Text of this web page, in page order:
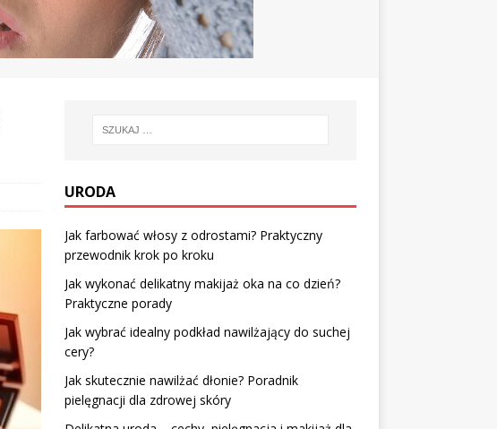
URODA
Jak farbować włosy z odrostami? Praktyczny
przewodnik krok po kroku
Jak wykonać delikatny makijaż oka na co dzień?
Praktyczne porady
Jak wybrać idealny podkład nawilżający do suchej
cery?
Jak skutecznie nawilżać dłonie? Poradnik
pielęgnacji dla zdrowej skóry